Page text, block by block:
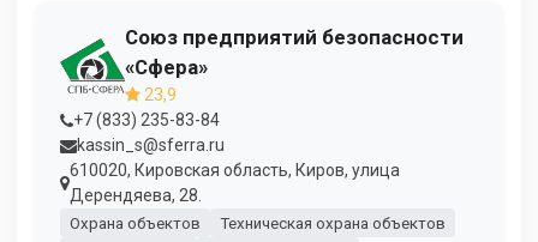
Союз предприятий безопасности
«Сфера»
23,9
+7 (833) 235-83-84
kassin_s@sferra.ru
610020, Кировская область, Киров, улица
Дерендяева, 28.
Охрана объектов
Техническая охрана объектов